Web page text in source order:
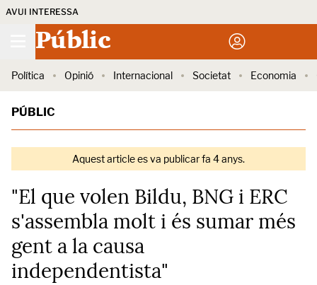
AVUI INTERESSA
Públic
Política Opinió Internacional Societat Economia
PÚBLIC
Aquest article es va publicar fa 4 anys.
"El que volen Bildu, BNG i ERC
s'assembla molt i és sumar més
gent a la causa
independentista"